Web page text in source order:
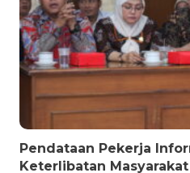
Pendataan Pekerja
Keterlibatan Masyarakat